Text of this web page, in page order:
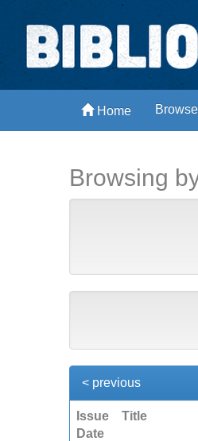
Skip
navigation
Home Browse
Biblioteca Digital
Espaços para ajustar tela
Browsing
< previous
Issue
Date
Title